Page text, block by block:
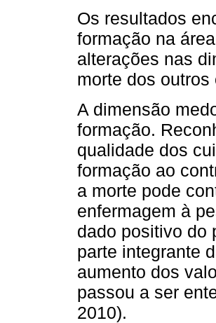
Os resultados
formação na
alterações nas
morte dos
A dimensão
formação.
qualidade dos
formação ao
a morte pode
enfermagem à
dado positivo do
parte integrante
aumento dos
passou a ser
2010).